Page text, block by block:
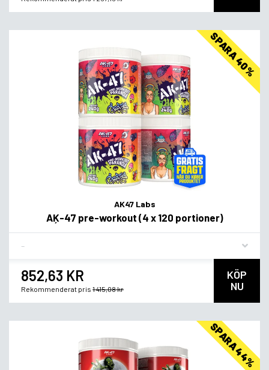
SPARA 40%
AK47 Labs
AĶ-47 pre-workout (4 x 120 portioner)
852,63 KR
Rekommenderat pris 1 415,08 kr
KÖP
NU
SPARA 44%